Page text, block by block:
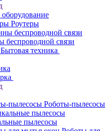
оборудование
Роутеры
беспроводной связи
Бытовая техника
Роботы-пылесосы
пылесосы